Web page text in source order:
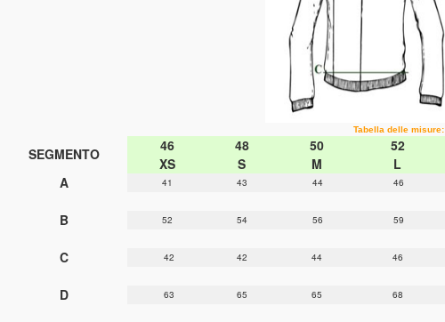
Tabella delle misure:
SEGMENTO
46
XS
48
S
50
M
52
L
A
41 43 44 46
B 52 54 56 59
C 42 42 44 46
D 63 65 65 68